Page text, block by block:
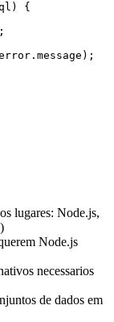
)
{
. message );
lugares: Node.js,
Node.js
necessarios
de dados em